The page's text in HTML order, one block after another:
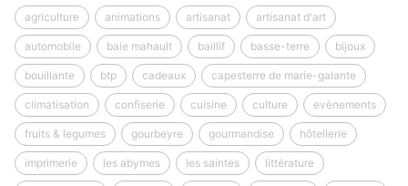
agriculture animations artisanat artisanat d'art
automobile baie mahault baillif basse-terre bijoux
bouillante btp cadeaux capesterre de marie-galante
climatisation confiserie cuisine culture evènements
fruits & legumes gourbeyre gourmandise hôtellerie
imprimerie les abymes les saintes littérature